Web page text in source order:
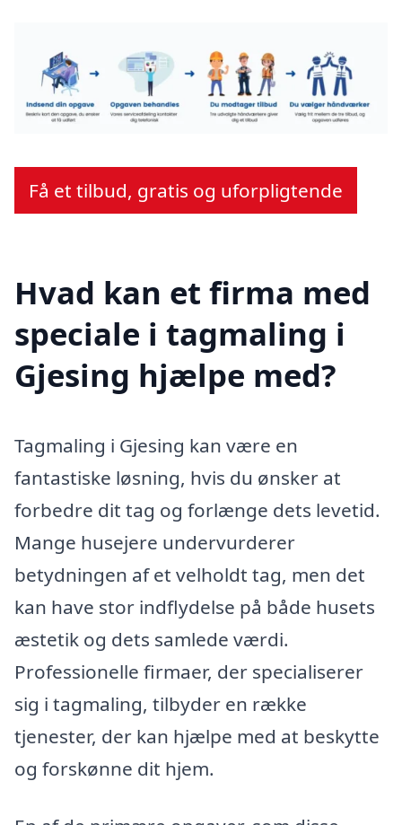
Få et tilbud, gratis og uforpligtende
Hvad kan et firma med
speciale i tagmaling i
Gjesing hjælpe med?
Tagmaling i Gjesing kan være en
fantastiske løsning, hvis du ønsker at
forbedre dit tag og forlænge dets levetid.
Mange husejere undervurderer
betydningen af et velholdt tag, men det
kan have stor indflydelse på både husets
æstetik og dets samlede værdi.
Professionelle firmaer, der specialiserer
sig i tagmaling, tilbyder en række
tjenester, der kan hjælpe med at beskytte
og forskønne dit hjem.